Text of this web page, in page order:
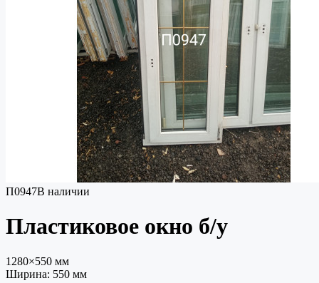
П0947В наличии
Пластиковое окно б/у
1280×550 мм
Ширина: 550 мм